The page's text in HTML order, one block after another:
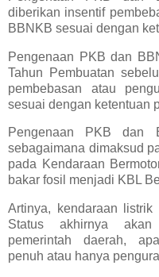
diberikan insentif
BBNKB sesuai dengan
Pengenaan PKB dan
Tahun Pembuatan
pembebasan atau
sesuai dengan ketentuan
Pengenaan PKB dan
sebagaimana dimaksud
pada Kendaraan
bakar fosil menjadi KBL
Artinya, kendaraan
Status akhirnya
pemerintah daerah,
penuh atau hanya